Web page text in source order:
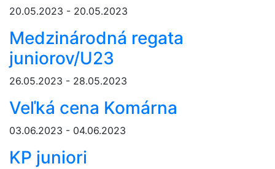
20.05.2023 - 20.05.2023
Medzinárodná regata
juniorov/U23
26.05.2023 - 28.05.2023
Veľká cena Komárna
03.06.2023 - 04.06.2023
KP juniori